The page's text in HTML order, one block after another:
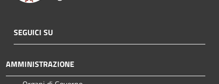
SEGUICI SU
AMMINISTRAZIONE